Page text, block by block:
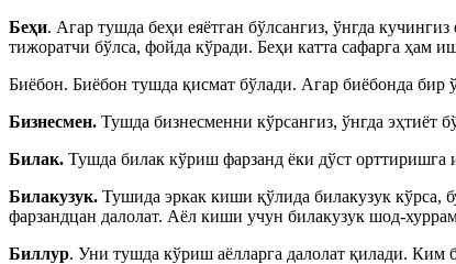
Беҳи. Агар тушда беҳи еяётган бўлсангиз, ўнгда
тижоратчи бўлса, фойда кўради. Беҳи катта сафарга ҳам
Биёбон. Биёбон тушда қисмат бўлади. Агар биёбонда бир
Бизнесмен. Тушда бизнесменни кўрсангиз, ўнгда
Билак. Тушда билак кўриш фарзанд ёки дўст орттиришга
Билакузук. Тушида эркак киши қўлида билакузук кўрса,
фарзандцан далолат. Аёл киши учун билакузук шод-
Биллур. Уни тушда кўриш аёлларга далолат қилади. Ким